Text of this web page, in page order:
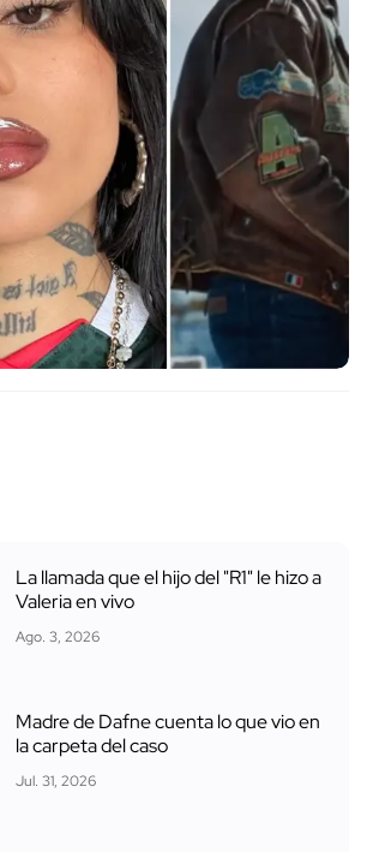
La llamada que el hijo del "R1" le hizo a
Valeria en vivo
Ago. 3, 2026
Madre de Dafne cuenta lo que vio en
la carpeta del caso
Jul. 31, 2026